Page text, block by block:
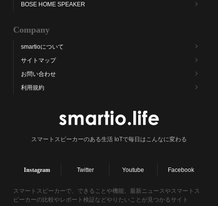
BOSE HOME SPEAKER
Company
smartioについて
サイトマップ
お問い合わせ
利用規約
スマートスピーカーのある生活 IoTで毎日はこんなに変わる
Instagram Twitter Youtube Facebook
スマートスピーカーで、できることや機能、最新ニュースやスマートス
ピーカーの比較やレポート検証などやりたいことが見つかるサイト